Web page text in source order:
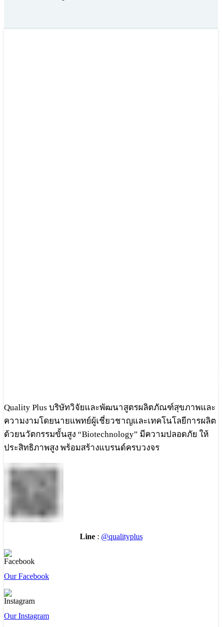
Quality Plus บริษัทวิจัยและพัฒนาสูตรผลิตภัณฑ์สุขภาพและ
ความงามโดยนายแพทย์ผู้เชี่ยวชาญและเทคโนโลยีการผลิต
ด้วยนวัตกรรมขั้นสูง “Biotechnology” มีความปลอดภัย ให้
ประสิทธิภาพสูง พร้อมสร้างแบรนด์ครบวงจร
Line: @qualityplus
Our Facebook
Our Instagram